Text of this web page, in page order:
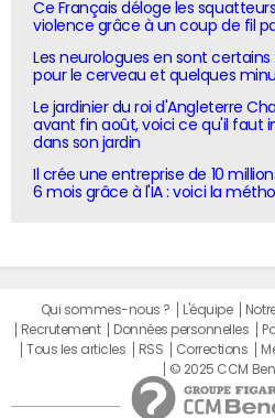
Ce Français déloge les
violence grâce à un coup de fil
Les neurologues en sont
pour le cerveau et quelques
Le jardinier du roi d'Angleterre
avant fin août, voici ce qu'il faut
dans son jardin
Il crée une entreprise de 10
6 mois grâce à l'IA : voici la
Qui sommes-nous ? L'équipe
Recrutement
Données personnelles
Tous les articles
RSS Corrections
© 2025 CCM